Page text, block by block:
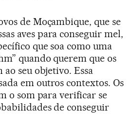
de Moçambique, que se
aves para conseguir mel,
que soa como uma
quando querem que os
ao seu objetivo. Essa
em outros contextos. Os
o som para verificar se
de conseguir